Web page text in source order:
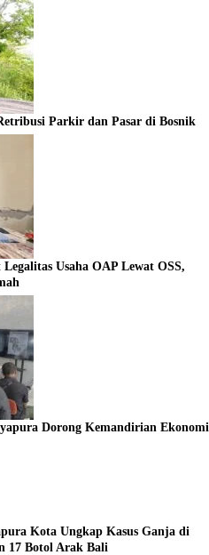
Parkir dan Pasar di Bosnik
Usaha OAP Lewat OSS,
Dorong Kemandirian Ekonomi
Kota Ungkap Kasus Ganja di
17 Botol Arak Bali